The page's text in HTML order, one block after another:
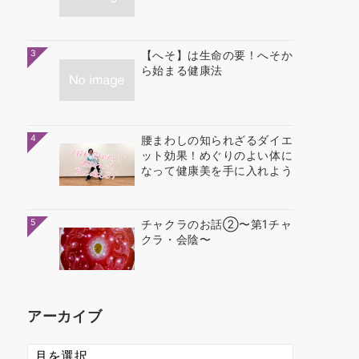
3
【へそ】は生命の要！へそか
ら始まる健康法
4
腰まわしの知られざるダイエ
ット効果！めぐりのよい体に
なって健康美を手に入れよう
5
チャクラのお話②〜第1チャ
クラ・会陰〜
アーカイブ
ア